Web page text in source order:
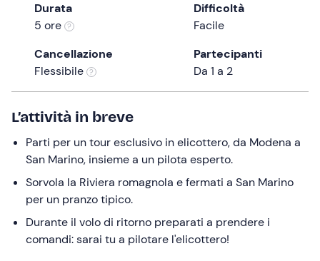
Durata
5 ore
Difficoltà
Facile
Cancellazione
Flessibile
Partecipanti
Da 1 a 2
L’attività in breve
Parti per un tour esclusivo in elicottero, da Modena a
San Marino, insieme a un pilota esperto.
Sorvola la Riviera romagnola e fermati a San Marino
per un pranzo tipico.
Durante il volo di ritorno preparati a prendere i
comandi: sarai tu a pilotare l'elicottero!